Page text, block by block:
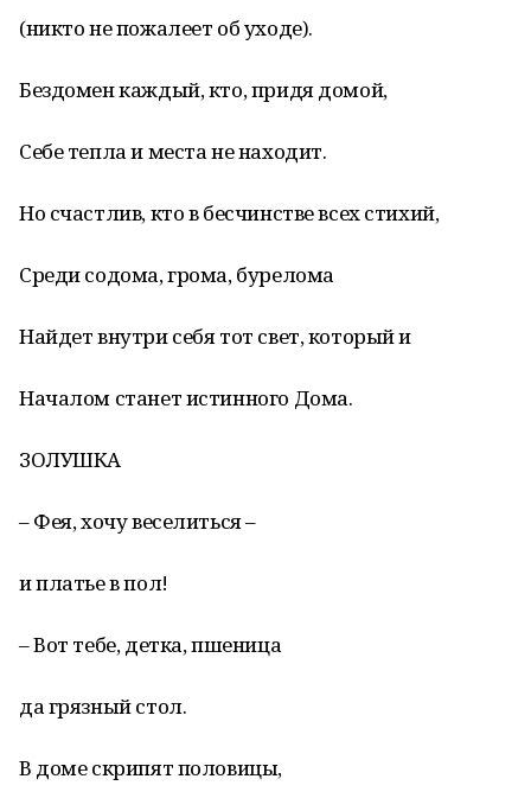
(никто не пожалеет об уходе).
Бездомен каждый, кто, придя домой,
Себе тепла и места не находит.
Но счастлив, кто в бесчинстве всех стихий,
Среди содома, грома, бурелома
Найдет внутри себя тот свет, который и
Началом станет истинного Дома.
ЗОЛУШКА
– Фея, хочу веселиться –
и платье в пол!
– Вот тебе, детка, пшеница
да грязный стол.
В доме скрипят половицы,